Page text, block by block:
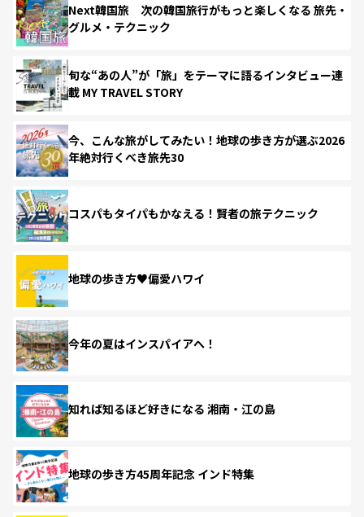
Next韓国旅 次の韓国旅行がもっと楽しくなる 旅先・
グルメ・テクニック
旬な“あの人”が「旅」をテーマに語るインタビュー連
載 MY TRAVEL STORY
今、こんな旅がしてみたい！地球の歩き方が選ぶ2026
年絶対行くべき旅先30
コスパもタイパもかなえる！賢者の旅テクニック
地球の歩き方♥偏愛ハワイ
今年の夏はインスパイアへ！
知れば知るほど好きになる 湘南・江の島
地球の歩き方45周年記念 インド特集